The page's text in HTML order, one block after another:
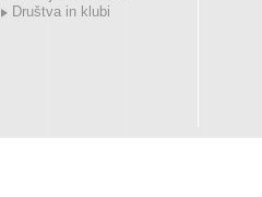
Društva in klubi